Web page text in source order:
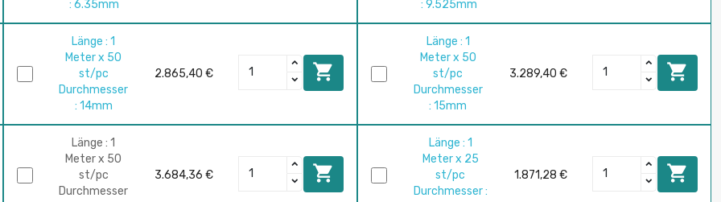
: 6.35mm
: 9.525mm
Länge : 1
Meter x 50
st/pc
Durchmesser
: 14mm
2.865,40 € 
Länge : 1
Meter x 50
st/pc
Durchmesser
: 15mm
3.289,40 € 
Länge : 1
Meter x 50
st/pc
Durchmesser
3.684,36 € 
Länge : 1
Meter x 25
st/pc
Durchmesser :
1.871,28 € 